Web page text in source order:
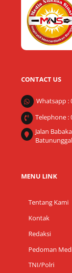
CONTACT US
Whatsapp :
Telephone :
Jalan
MENU LINK
Tentang Kami
Kontak
Redaksi
Pedoman
TNI/Polri